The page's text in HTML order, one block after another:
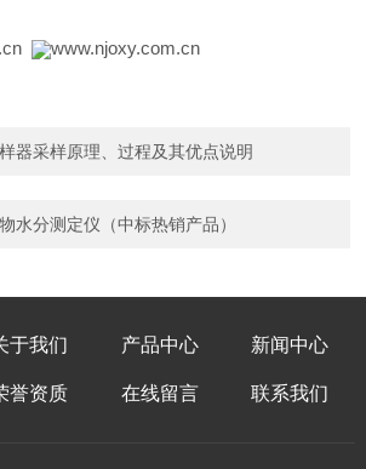
www.njoxy.com.cn
器采样原理、过程及其优点说明
水分测定仪（中标热销产品）
于我们 产品中心 新闻中心
誉资质 在线留言 联系我们